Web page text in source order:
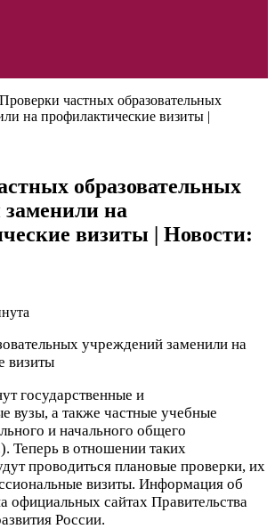
Проверки частных образовательных
на профилактические визиты |
образовательных
на
визиты | Новости:
государственные и
вузы, а также частные учебные
и начального общего
Теперь в отношении таких
проводиться плановые проверки, их
визиты. Информация об
официальных сайтах Правительства
России.